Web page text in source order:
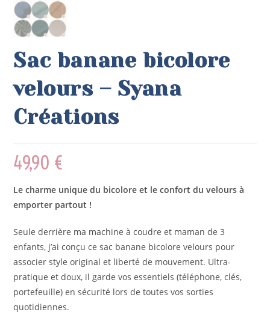
Sac banane bicolore
velours – Syana
Créations
49,90 €
Le charme unique du bicolore et le confort du velours à
emporter partout !
Seule derrière ma machine à coudre et maman de 3
enfants, j’ai conçu ce sac banane bicolore velours pour
associer style original et liberté de mouvement. Ultra-
pratique et doux, il garde vos essentiels (téléphone, clés,
portefeuille) en sécurité lors de toutes vos sorties
quotidiennes.